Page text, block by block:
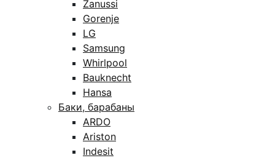
Zanussi
Gorenje
LG
Samsung
Whirlpool
Bauknecht
Hansa
Баки, барабаны
ARDO
Ariston
Indesit